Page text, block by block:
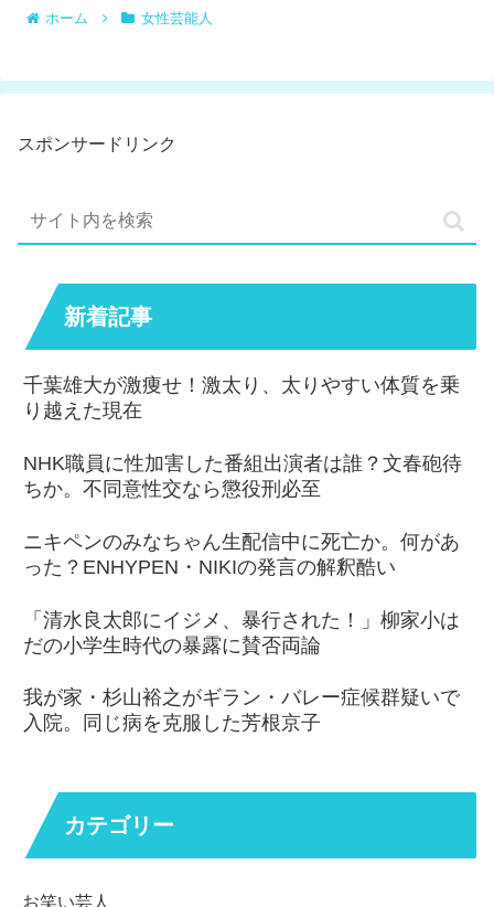
ホーム 女性芸能人
スポンサードリンク
新着記事
千葉雄大が激痩せ！激太り、太りやすい体質を乗
り越えた現在
NHK職員に性加害した番組出演者は誰？文春砲待
ちか。不同意性交なら懲役刑必至
ニキペンのみなちゃん生配信中に死亡か。何があ
った？ENHYPEN・NIKIの発言の解釈酷い
「清水良太郎にイジメ、暴行された！」柳家小は
だの小学生時代の暴露に賛否両論
我が家・杉山裕之がギラン・バレー症候群疑いで
入院。同じ病を克服した芳根京子
カテゴリー
お笑い芸人